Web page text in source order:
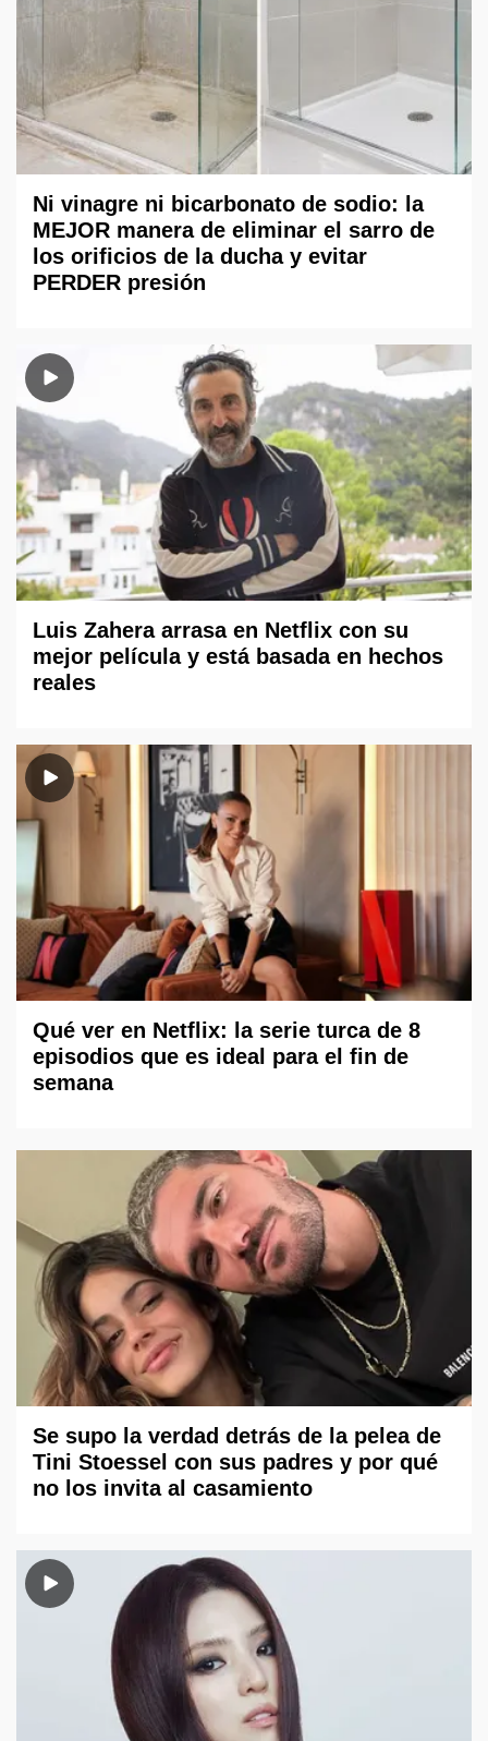
Ni vinagre ni bicarbonato de sodio: la
MEJOR manera de eliminar el sarro de
los orificios de la ducha y evitar
PERDER presión
Luis Zahera arrasa en Netflix con su
mejor película y está basada en hechos
reales
Qué ver en Netflix: la serie turca de 8
episodios que es ideal para el fin de
semana
Se supo la verdad detrás de la pelea de
Tini Stoessel con sus padres y por qué
no los invita al casamiento